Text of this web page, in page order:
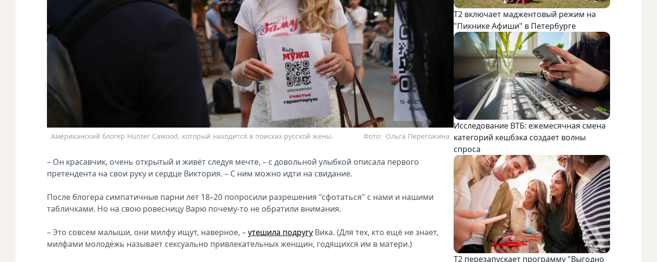
Американский блогер Hunter Cawood, который находится в поисках русской жены. Ольга Перегожина
Фото:
– Он красавчик, очень открытый и живёт следуя мечте, – с довольной улыбкой описала первого
претендента на свои руку и сердце Виктория. – С ним можно идти на свидание.
После блогера симпатичные парни лет 18–20 попросили разрешения "сфотаться" с нами и нашими
табличками. Но на свою ровесницу Варю почему-то не обратили внимания.
– Это совсем малыши, они милфу ищут, наверное, –утешила подругу Вика. (Для тех, кто ещё не знает,
милфами молодёжь называет сексуально привлекательных женщин, годящихся им в матери.)
Т2 включает маджентовый режим на
"Пикнике Афиши" в Петербурге
Исследование ВТБ: ежемесячная смена
категорий кешбэка создает волны
спроса
Т2 перезапускает программу "Выгодно